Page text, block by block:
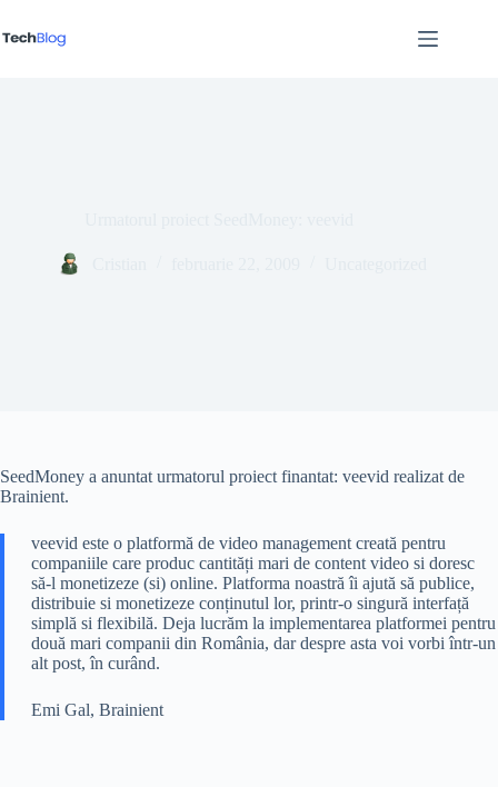
la
conținut
SeedMoney a anuntat urmatorul proiect finantat: veevid realizat de
Brainient.
veevid este o platformă de video management creată pentru
companiile care produc cantități mari de content video si doresc
să-l monetizeze (si) online. Platforma noastră îi ajută să publice,
distribuie si monetizeze conținutul lor, printr-o singură interfață
simplă si flexibilă. Deja lucrăm la implementarea platformei pentru
două mari companii din România, dar despre asta voi vorbi într-un
alt post, în curând.
Emi Gal, Brainient